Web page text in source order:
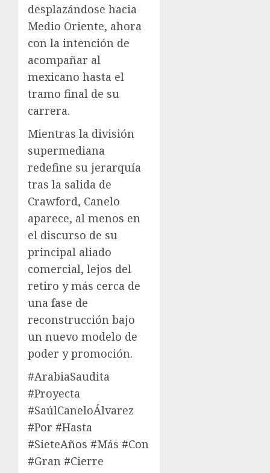
desplazándose hacia
Medio Oriente, ahora
con la intención de
acompañar al
mexicano hasta el
tramo final de su
carrera.
Mientras la división
supermediana
redefine su jerarquía
tras la salida de
Crawford, Canelo
aparece, al menos en
el discurso de su
principal aliado
comercial, lejos del
retiro y más cerca de
una fase de
reconstrucción bajo
un nuevo modelo de
poder y promoción.
#ArabiaSaudita
#Proyecta
#SaúlCaneloÁlvarez
#Por #Hasta
#SieteAños #Más #Con
#Gran #Cierre